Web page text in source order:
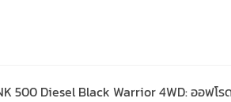
500 Diesel Black Warrior 4WD: ออฟ